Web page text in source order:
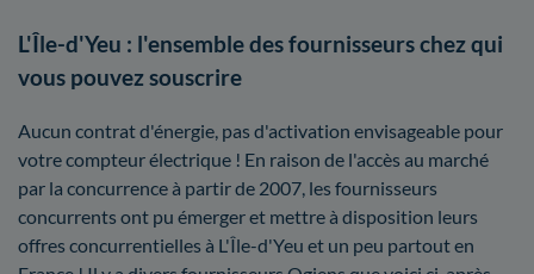
L'Île-d'Yeu : l'ensemble des fournisseurs chez qui
vous pouvez souscrire
Aucun contrat d'énergie, pas d'activation envisageable pour
votre compteur électrique ! En raison de l'accès au marché
par la concurrence à partir de 2007, les fournisseurs
concurrents ont pu émerger et mettre à disposition leurs
offres concurrentielles à L'Île-d'Yeu et un peu partout en